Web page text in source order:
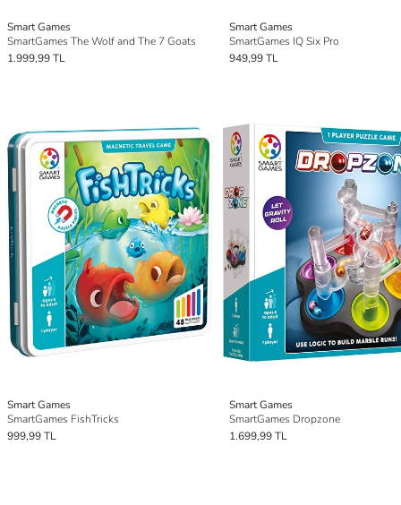
Smart Games
SmartGames The Wolf and The 7 Goats
1.999,99 TL
Smart Games
SmartGames IQ Six Pro
949,99 TL
Smart Games
SmartGames FishTricks
999,99 TL
Smart Games
SmartGames Dropzone
1.699,99 TL